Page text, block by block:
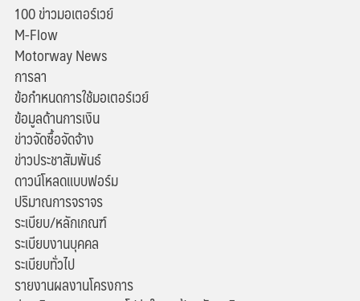
100 ข่าวมอเตอร์เวย์
M-Flow
Motorway News
การลา
ข้อกำหนดการใช้มอเตอร์เวย์
ข้อมูลด้านการเงิน
ข่าวจัดซื้อจัดจ้าง
ข่าวประชาสัมพันธ์
ดาวน์โหลดแบบฟอร์ม
ปริมาณการจราจร
ระเบียบ/หลักเกณฑ์
ระเบียบงานบุคคล
ระเบียบทั่วไป
รายงานผลงานโครงการ